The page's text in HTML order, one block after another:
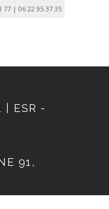
| 06 22 95 37 35
| ESR -
91,